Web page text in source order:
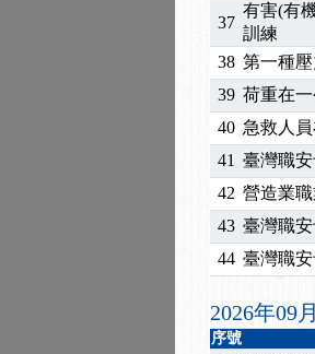
2025/04/28
2025/01/21
訓測驗
2025/01/15
2026/07/15
2026/07/08
2026/05/06
2026/04/24
2025/11/11
2025/11/10
2025/10/30
2025/08/12
37
有害(有
訓練
38 第一種
39 荷重在
40 急救人
41 臺灣職
42 營造業
43 臺灣職
44 臺灣職
2026年09
序號